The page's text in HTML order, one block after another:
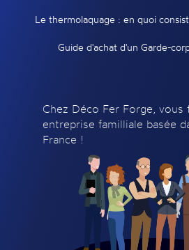
Le thermolaquage : en quoi
Guide d'achat d'un Garde-
Chez Déco Fer Forge, vous
entreprise familliale basée
France !